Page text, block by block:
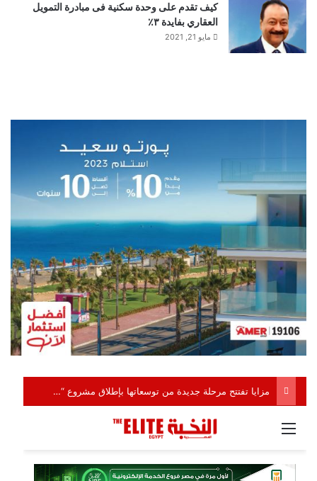
كيف تقدم على وحدة سكنية فى مبادرة التمويل
العقاري بفايدة ٣٪
مايو 21, 2021